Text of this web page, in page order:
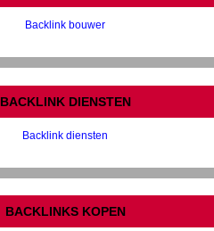
Backlink bouwer
BACKLINK DIENSTEN
Backlink diensten
BACKLINKS KOPEN